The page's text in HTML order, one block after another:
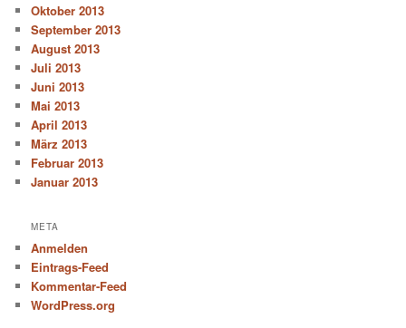
Oktober 2013
September 2013
August 2013
Juli 2013
Juni 2013
Mai 2013
April 2013
März 2013
Februar 2013
Januar 2013
META
Anmelden
Eintrags-Feed
Kommentar-Feed
WordPress.org